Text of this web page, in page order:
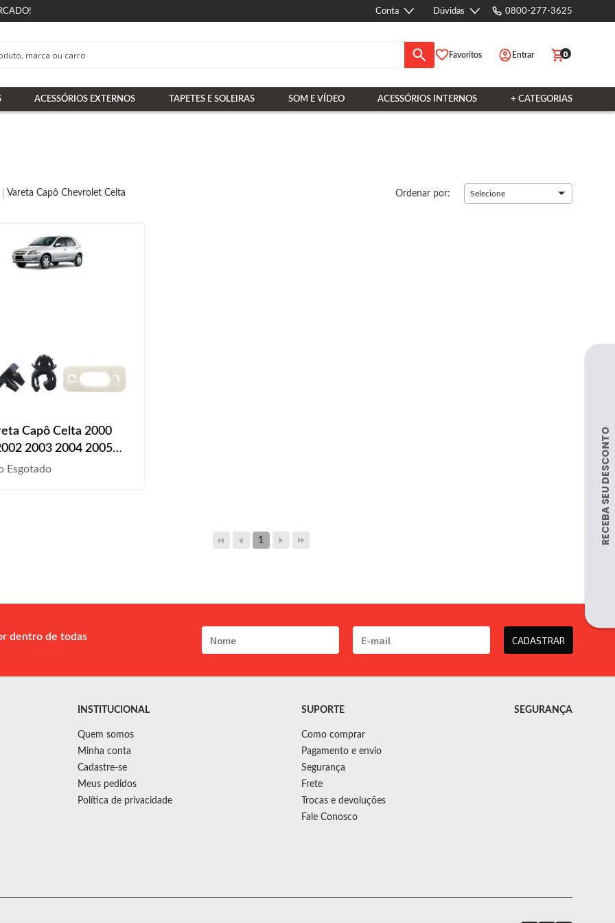
Conta Dúvidas 0800-277-3625
Favoritos Entrar 0
ACESSÓRIOS EXTERNOS TAPETES E SOLEIRAS SOM E VÍDEO ACESSÓRIOS INTERNOS + CATEGORIAS
Vareta Capô Chevrolet Celta Ordenar por: Selecione
Capô Celta 2000
2003 2004 2005
2008 A 2015 3
Esgotado
1
dentro de todas
CADASTRAR
INSTITUCIONAL
Quem somos
Minha conta
Cadastre-se
Meus pedidos
Política de privacidade
SUPORTE
Como comprar
Pagamento e envio
Segurança
Frete
Trocas e devoluções
Fale Conosco
SEGURANÇA